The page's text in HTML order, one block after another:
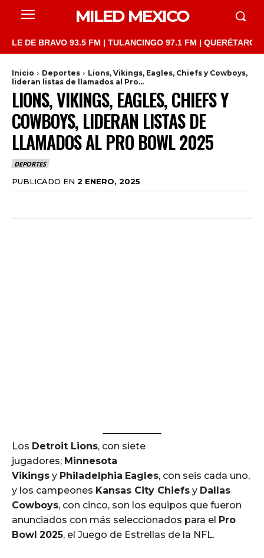
MILED MEXICO
BRAVO 93.5 FM | TULANCINGO 97.1 FM | QUERÉTARO
Inicio Deportes
Lions, Vikings, Eagles, Chiefs y Cowboys,
lideran listas de llamados al Pro...
LIONS, VIKINGS, EAGLES, CHIEFS Y
COWBOYS, LIDERAN LISTAS DE
LLAMADOS AL PRO BOWL 2025
DEPORTES
PUBLICADO EN 2 ENERO, 2025
Los Detroit Lions, con siete
jugadores; Minnesota
Vikings y Philadelphia Eagles, con seis cada uno,
y los campeones Kansas City Chiefs y Dallas
Cowboys, con cinco, son los equipos que fueron
anunciados con más seleccionados para el Pro
Bowl 2025, el Juego de Estrellas de la NFL.